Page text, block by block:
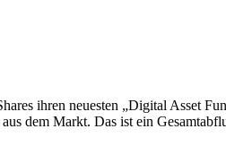
ihren neuesten „Digital Asset
dem Markt. Das ist ein